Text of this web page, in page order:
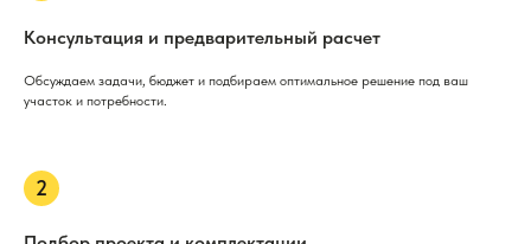
Консультация и предварительный расчет
Обсуждаем задачи, бюджет и подбираем оптимальное решение под ваш
участок и потребности.